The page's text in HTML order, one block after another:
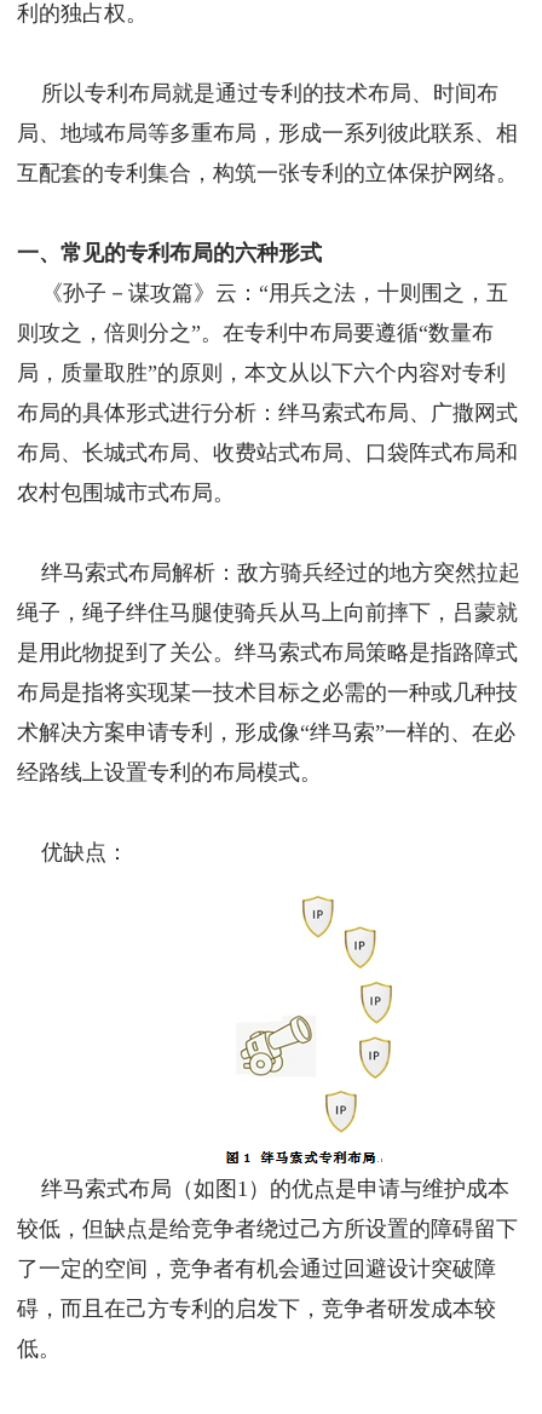
利的独占权。
所以专利布局就是通过专利的技术布局、时间布
局、地域布局等多重布局，形成一系列彼此联系、相
互配套的专利集合，构筑一张专利的立体保护网络。
一、常见的专利布局的六种形式
《孙子－谋攻篇》云：“用兵之法，十则围之，五
则攻之，倍则分之”。在专利中布局要遵循“数量布
局，质量取胜”的原则，本文从以下六个内容对专利
布局的具体形式进行分析：绊马索式布局、广撒网式
布局、长城式布局、收费站式布局、口袋阵式布局和
农村包围城市式布局。
绊马索式布局解析：敌方骑兵经过的地方突然拉起
绳子，绳子绊住马腿使骑兵从马上向前摔下，吕蒙就
是用此物捉到了关公。绊马索式布局策略是指路障式
布局是指将实现某一技术目标之必需的一种或几种技
术解决方案申请专利，形成像“绊马索”一样的、在必
经路线上设置专利的布局模式。
优缺点：
绊马索式布局（如图1）的优点是申请与维护成本
较低，但缺点是给竞争者绕过己方所设置的障碍留下
了一定的空间，竞争者有机会通过回避设计突破障
碍，而且在己方专利的启发下，竞争者研发成本较
低。